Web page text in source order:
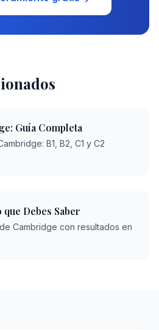
Guía Completa
B1, B2, C1 y C2
Debes Saber
Cambridge con resultados en